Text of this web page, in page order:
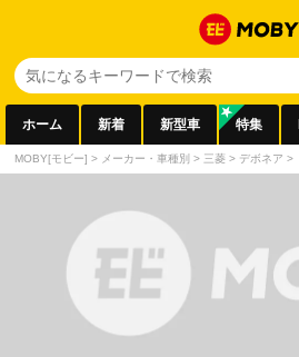
ホーム 新着 新型車 特集
MOBY[モビー] > メーカー・車種別 > 三菱 > デボネア >